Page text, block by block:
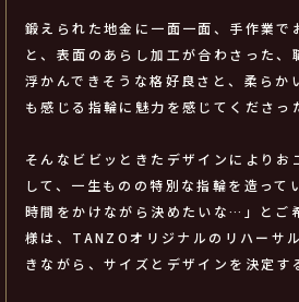
鍛えられた地金に一面一面、手作業で
と、表面のあらし加工が合わさった、
浮かんできそうな格好良さと、柔らか
も感じる指輪に魅力を感じてくださっ
そんなビビッときたデザインによりお
して、一生ものの特別な指輪を造って
時間をかけながら決めたいな…」とご
様は、TANZOオリジナルのリハーサ
きながら、サイズとデザインを決定す